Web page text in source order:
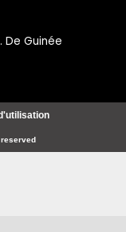
De Guinée